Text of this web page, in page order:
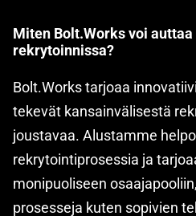
Miten Bolt.Works voi
rekrytoinnissa?
Bolt.Works tarjoaa
tekevät kansainvälisestä
joustavaa. Alustamme
rekrytointiprosessia ja
monipuoliseen
prosesseja kuten sopivien